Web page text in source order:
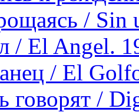
/ Sin
/ El Angel.
/ El
говорят /